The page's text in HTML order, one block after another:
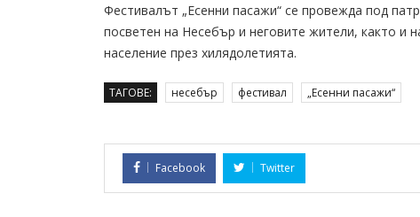
Фестивалът „Есенни пасажи“ се провежда под
посветен на Несебър и неговите жители, както и
население през хилядолетията.
ТАГОВЕ: несебър фестивал „Есенни пасажи“
Facebook Twitter